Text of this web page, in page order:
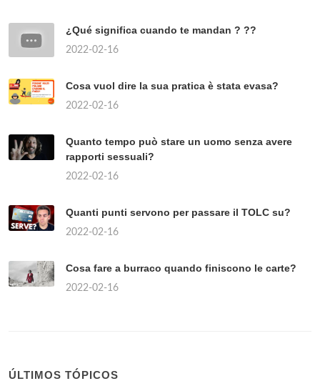
¿Qué significa cuando te mandan ? ??
2022-02-16
Cosa vuol dire la sua pratica è stata evasa?
2022-02-16
Quanto tempo può stare un uomo senza avere
rapporti sessuali?
2022-02-16
Quanti punti servono per passare il TOLC su?
2022-02-16
Cosa fare a burraco quando finiscono le carte?
2022-02-16
ÚLTIMOS TÓPICOS